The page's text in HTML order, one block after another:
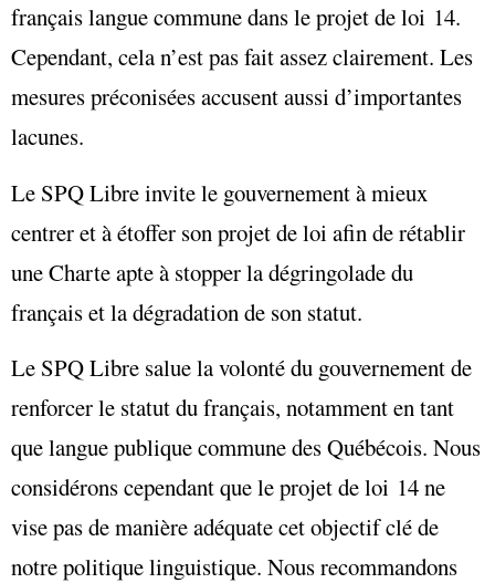
français langue commune dans le projet de loi 14.
Cependant, cela n’est pas fait assez clairement. Les
mesures préconisées accusent aussi d’importantes
lacunes.
Le SPQ Libre invite le gouvernement à mieux
centrer et à étoffer son projet de loi afin de rétablir
une Charte apte à stopper la dégringolade du
français et la dégradation de son statut.
Le SPQ Libre salue la volonté du gouvernement de
renforcer le statut du français, notamment en tant
que langue publique commune des Québécois. Nous
considérons cependant que le projet de loi 14 ne
vise pas de manière adéquate cet objectif clé de
notre politique linguistique. Nous recommandons